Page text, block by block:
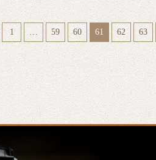
1 … 59 60 61 62 63